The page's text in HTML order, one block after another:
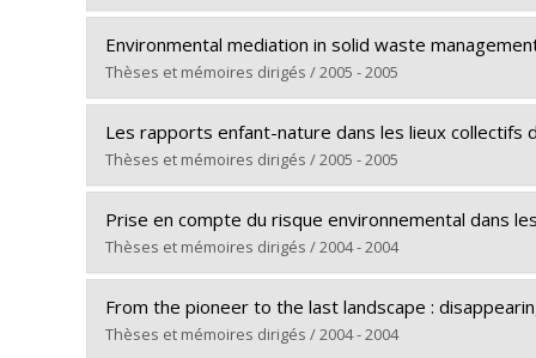
Diplôme obtenu :Ph. D.
Lien vers le document dans Papyrus
Diplômé(e) :Habibi-Shandiz, Massoumeh
Cycle : Doctorat
Diplôme obtenu :Ph. D.
Lien vers le document dans Papyrus
Environmental mediation in solid waste
Thèses et mémoires dirigés / 2005 - 2005
Diplômé(e) : Postacioglu, Dilek
Cycle : Doctorat
Diplôme obtenu :Ph. D.
Lien vers le document dans Papyrus
Les rapports enfant-nature dans les lieux collectifs
Thèses et mémoires dirigés / 2005 - 2005
Diplômé(e) :Germain, Amélie
Cycle : Maîtrise
Diplôme obtenu :M. Sc.
Lien vers le document dans Papyrus
Prise en compte du risque environnemental dans
Thèses et mémoires dirigés / 2004 - 2004
Diplômé(e) :Senghor, Jean-Pierre
Cycle : Doctorat
From the pioneer to the last landscape :
Thèses et mémoires dirigés / 2004 - 2004